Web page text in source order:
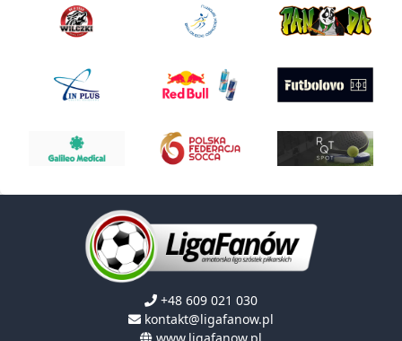
+48 609 021 030
kontakt@ligafanow.pl